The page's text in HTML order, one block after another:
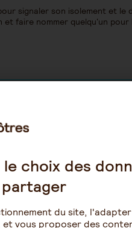
signaler son isolement et
faire nommer quelqu'un
d’une bonne intention, n’est-
le choix des
du site,
vous proposer des